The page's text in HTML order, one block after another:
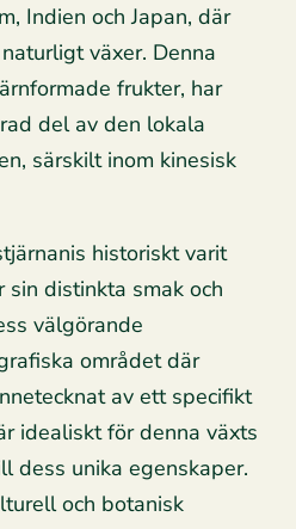
Indien och Japan, där
växer. Denna
frukter, har
del av den lokala
särskilt inom kinesisk
historiskt varit
distinkta smak och
välgörande
området där
av ett specifikt
idealiskt för denna växts
dess unika egenskaper.
och botanisk